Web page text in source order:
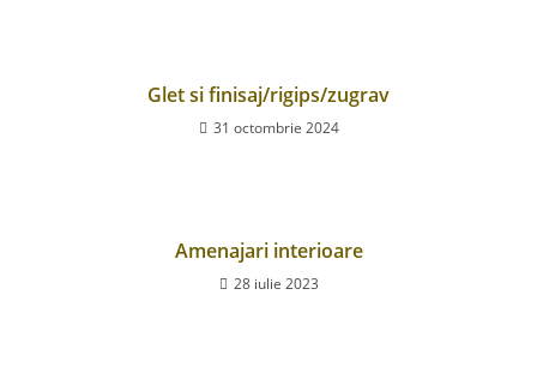
Glet si finisaj/rigips/zugrav
31 octombrie 2024
Amenajari interioare
28 iulie 2023